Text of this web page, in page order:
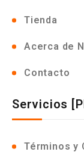
Tienda
Acerca de
Contacto
Servicios
Términos y